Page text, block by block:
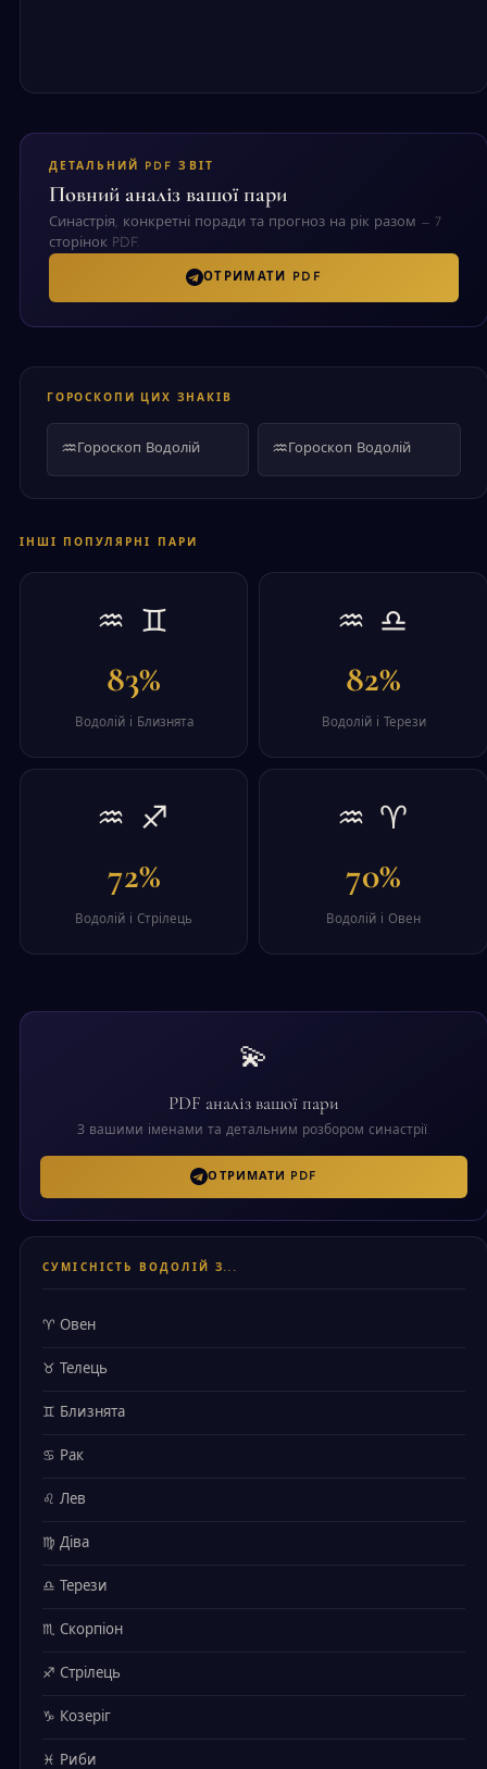
ДЕТАЛЬНИЙ PDF ЗВІТ
Повний аналіз вашої пари
Синастрія, конкретні поради та прогноз на рік разом — 7
сторінок PDF.
ОТРИМАТИ PDF
ГОРОСКОПИ ЦИХ ЗНАКІВ
♒ Гороскоп Водолій ♒ Гороскоп Водолій
ІНШІ ПОПУЛЯРНІ ПАРИ
♒ ♊
83%
Водолій і Близнята
♒ ♎
82%
Водолій і Терези
♒ ♐
72%
Водолій і Стрілець
♒ ♈
70%
Водолій і Овен
💫
PDF аналіз вашої пари
З вашими іменами та детальним розбором синастрії.
ОТРИМАТИ PDF
СУМІСНІСТЬ ВОДОЛІЙ З...
♈ Овен
♉ Телець
♊ Близнята
♋ Рак
♌ Лев
♍ Діва
♎ Терези
♏ Скорпіон
♐ Стрілець
♑ Козеріг
♓ Риби